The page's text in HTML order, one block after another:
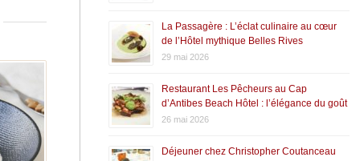
La Passagère : L’éclat culinaire au cœur
de l’Hôtel mythique Belles Rives
29 mai 2026
Restaurant Les Pêcheurs au Cap
d’Antibes Beach Hôtel : l’élégance du goût
26 mai 2026
Déjeuner chez Christopher Coutanceau